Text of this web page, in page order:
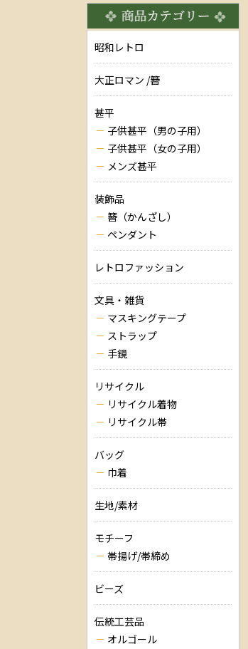
昭和レトロ
大正ロマン /簪
甚平
子供甚平（男の子用）
子供甚平（女の子用）
メンズ甚平
装飾品
簪（かんざし）
ペンダント
レトロファッション
文具・雑貨
マスキングテープ
ストラップ
手鏡
リサイクル
リサイクル着物
リサイクル帯
バッグ
巾着
生地/素材
モチーフ
帯揚げ/帯締め
ビーズ
伝統工芸品
オルゴール